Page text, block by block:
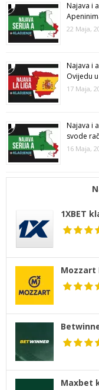
Najava i
22 Maja,
Najava i
Ovijedu
17 Maja,
Najava i
svode
16 Maja,
1XBET
Mozzart
Maxbet